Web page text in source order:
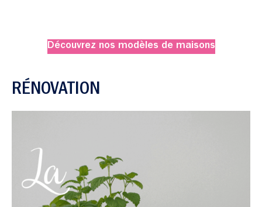
Découvrez nos modèles de maisons
RÉNOVATION